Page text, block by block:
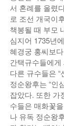
놀이공원
낚시/비치
골프
서 혼례를 올렸
로 조선 개국이
책봉될 때 부모
심지어 1735년
혜경궁 홍씨보
간택규수들에
다른 규수들은 “
정순왕후는 “인
잡았다. 또한 가
수들은 매화꽃
나 유독 정순왕